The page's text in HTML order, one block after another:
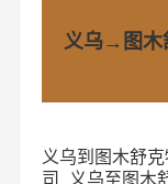
义乌→图木
义乌到图木舒
司_义乌至图木